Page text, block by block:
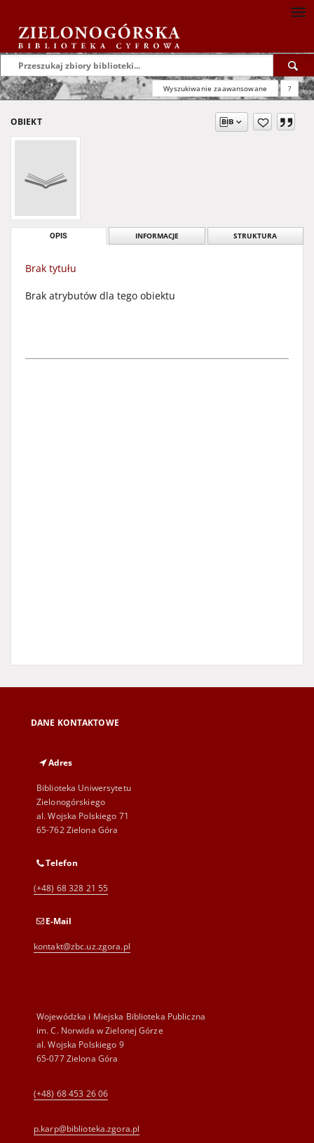
Wyszukiwanie zaawansowane ?
OBIEKT
OPIS INFORMACJE STRUKTURA
Brak tytułu
Brak atrybutów dla tego obiektu
DANE KONTAKTOWE
Adres
Biblioteka Uniwersytetu
Zielonogórskiego
al. Wojska Polskiego 71
65-762 Zielona Góra
Telefon
(+48) 68 328 21 55
E-Mail
kontakt@zbc.uz.zgora.pl
Wojewódzka i Miejska Biblioteka Publiczna
im. C. Norwida w Zielonej Górze
al. Wojska Polskiego 9
65-077 Zielona Góra
(+48) 68 453 26 06
p.karp@biblioteka.zgora.pl